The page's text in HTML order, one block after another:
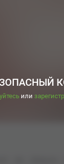
или